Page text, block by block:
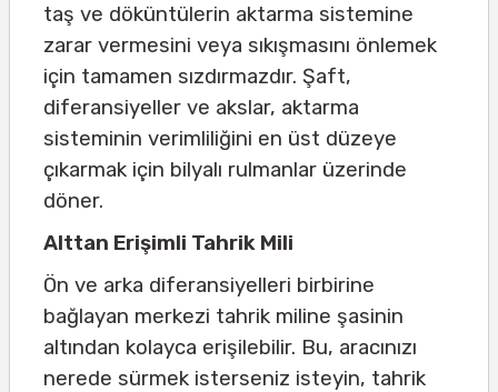
taş ve döküntülerin aktarma sistemine
zarar vermesini veya sıkışmasını önlemek
için tamamen sızdırmazdır. Şaft,
diferansiyeller ve akslar, aktarma
sisteminin verimliliğini en üst düzeye
çıkarmak için bilyalı rulmanlar üzerinde
döner.
Alttan Erişimli Tahrik Mili
Ön ve arka diferansiyelleri birbirine
bağlayan merkezi tahrik miline şasinin
altından kolayca erişilebilir. Bu, aracınızı
nerede sürmek isterseniz isteyin, tahrik